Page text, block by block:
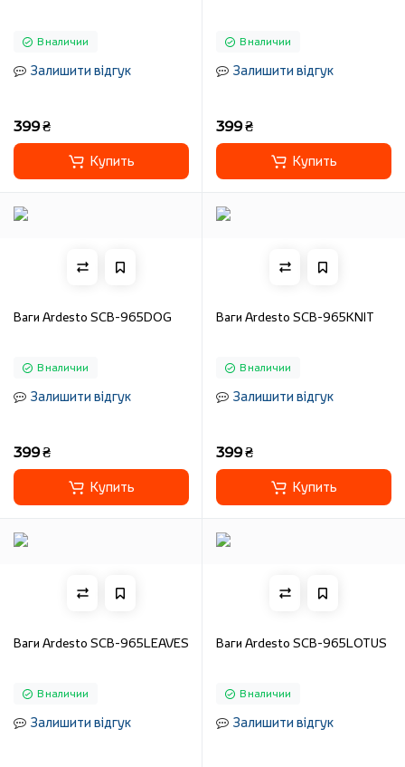
В наличии
Залишити відгук
399 ₴
Купить
В наличии
Залишити відгук
399 ₴
Купить
Ваги Ardesto SCB-965DOG
В наличии
Залишити відгук
399 ₴
Купить
Ваги Ardesto SCB-965KNIT
В наличии
Залишити відгук
399 ₴
Купить
Ваги Ardesto SCB-965LEAVES
В наличии
Залишити відгук
Ваги Ardesto SCB-965LOTUS
В наличии
Залишити відгук